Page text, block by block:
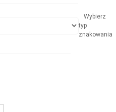
Wybierz
typ
znakowania